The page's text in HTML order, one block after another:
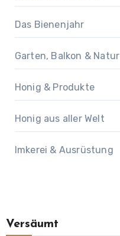
Das Bienenjahr
Garten, Balkon & Natur
Honig & Produkte
Honig aus aller Welt
Imkerei & Ausrüstung
Versäumt